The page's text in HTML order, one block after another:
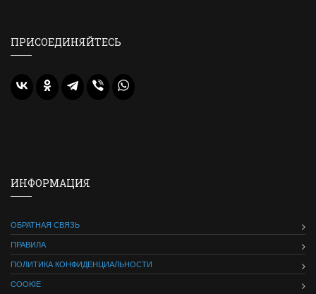
ПРИСОЕДИНЯЙТЕСЬ
ИНФОРМАЦИЯ
ОБРАТНАЯ СВЯЗЬ
ПРАВИЛА
ПОЛИТИКА КОНФИДЕНЦИАЛЬНОСТИ
COOKIE